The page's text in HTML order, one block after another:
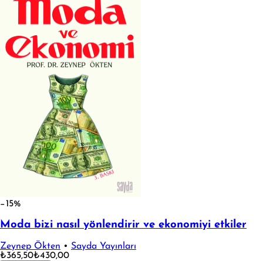
−15%
Moda bizi nasıl yönlendirir ve ekonomiyi etkiler
Zeynep Ökten • Sayda Yayınları
₺365,50₺430,00